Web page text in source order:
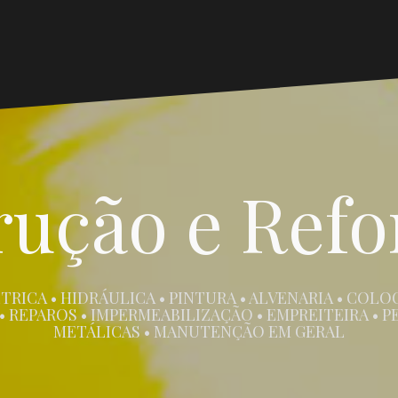
e
• HIDRÁULICA • PINTURA • ALVENARIA •
• IMPERMEABILIZAÇÃO • EMPREITEIRA •
METÁLICAS • MANUTENÇÃO EM GERAL